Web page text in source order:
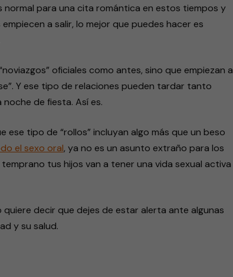
para una cita romántica en estos tiempos y
a salir, lo mejor que puedes hacer es
oficiales como antes, sino que empiezan a
Y ese tipo de relaciones pueden tardar tanto
de fiesta. Así es.
ese tipo de “rollos” incluyan algo más que un beso
el sexo oral, ya no es un asunto extraño para los
tus hijos van a tener una vida sexual activa
decir que dejes de estar alerta ante algunas
y su salud.